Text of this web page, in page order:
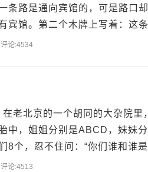
条路是通向宾馆的，可是路口
宾馆。第二个木牌上写着：这
评论:4534
老北京的一个胡同的大杂院里
中，姐姐分别是ABCD，妹妹
8个，忍不住问：“你们谁和谁
评论:4513